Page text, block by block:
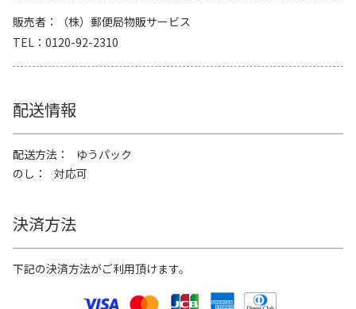
販売者
（株）郵便局物販サービス
TEL
0120-92-2310
配送情報
配送方法
ゆうパック
のし
対応可
決済方法
下記の決済方法がご利用頂けます。